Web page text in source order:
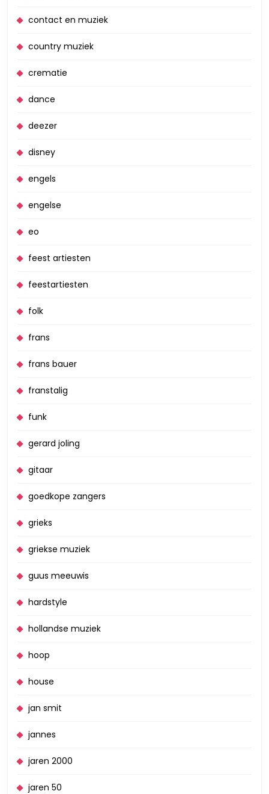
contact en muziek
country muziek
crematie
dance
deezer
disney
engels
engelse
eo
feest artiesten
feestartiesten
folk
frans
frans bauer
franstalig
funk
gerard joling
gitaar
goedkope zangers
grieks
griekse muziek
guus meeuwis
hardstyle
hollandse muziek
hoop
house
jan smit
jannes
jaren 2000
jaren 50